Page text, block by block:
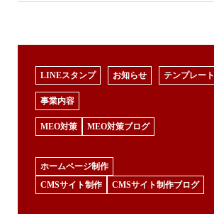
LINEスタンプ お知らせ テンプレート
事業内容
MEO対策 MEO対策ブログ
ホームページ制作
CMSサイト制作
CMSサイト制作ブログ